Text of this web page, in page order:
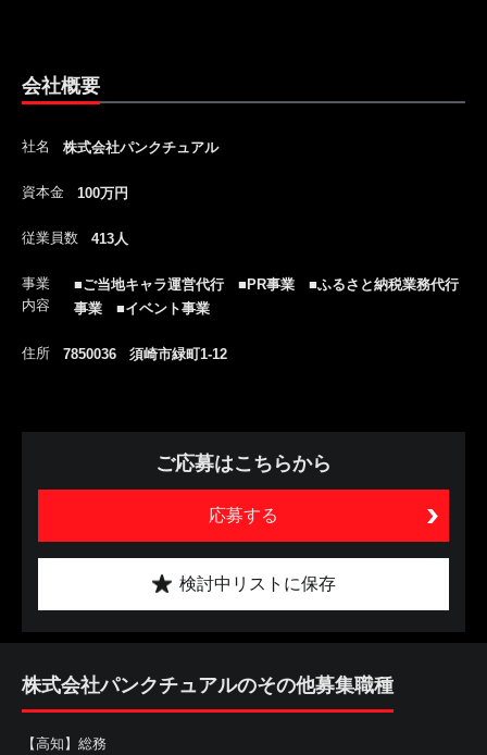
会社概要
社名 株式会社パンクチュアル
資本金 100万円
従業員数 413人
事業
内容
■ご当地キャラ運営代行 ■PR事業 ■ふるさと納税業務代行
事業 ■イベント事業
住所 7850036 須崎市緑町1-12
ご応募はこちらから
応募する
検討中リストに保存
株式会社パンクチュアルのその他募集職種
【高知】総務